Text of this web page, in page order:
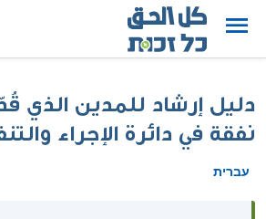
دليل إرشاد للمدين الذي
نفقة في دائرة الإجراء
עברית